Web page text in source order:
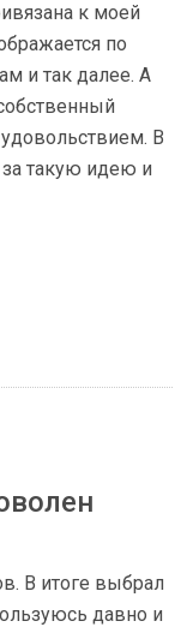
к моей
по
и так далее. А
удовольствием. В
такую идею и
В итоге выбрал
давно и